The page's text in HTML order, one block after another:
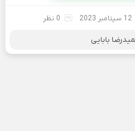
12 سپتامبر 2023 0 نظر
بابایی